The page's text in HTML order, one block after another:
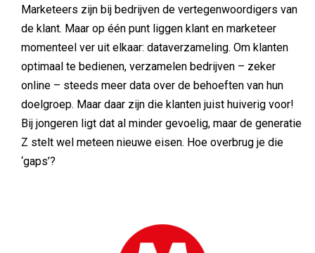
Marketeers zijn bij bedrijven de vertegenwoordigers van
de klant. Maar op één punt liggen klant en marketeer
momenteel ver uit elkaar: dataverzameling. Om klanten
optimaal te bedienen, verzamelen bedrijven – zeker
online – steeds meer data over de behoeften van hun
doelgroep. Maar daar zijn die klanten juist huiverig voor!
Bij jongeren ligt dat al minder gevoelig, maar de generatie
Z stelt wel meteen nieuwe eisen. Hoe overbrug je die
‘gaps’?